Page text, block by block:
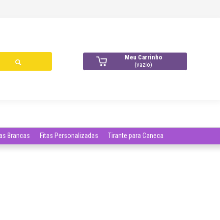
Meu Carrinho
(vazio)
Brancas Fitas Personalizadas Tirante para Caneca